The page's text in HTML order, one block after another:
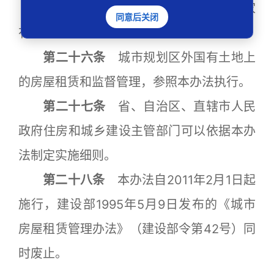
保障性住房租赁按照国家
有关规定执行。
第二十六条 城市规划区外国有土地上
的房屋租赁和监督管理，参照本办法执行。
第二十七条 省、自治区、直辖市人民
政府住房和城乡建设主管部门可以依据本办
法制定实施细则。
第二十八条 本办法自2011年2月1日起
施行，建设部1995年5月9日发布的《城市
房屋租赁管理办法》（建设部令第42号）同
时废止。
同意后关闭